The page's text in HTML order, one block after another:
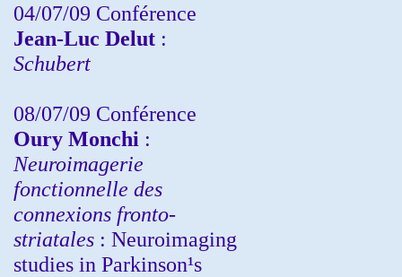
04/07/09 Conférence
Jean-Luc Delut :
Schubert
08/07/09 Conférence
Oury Monchi :
Neuroimagerie
fonctionnelle des
connexions fronto-
striatales : Neuroimaging
studies in Parkinson¹s